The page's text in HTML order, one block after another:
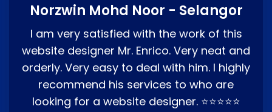
Norzwin Mohd Noor - Selangor
I am very satisfied with the work of this
website designer Mr. Enrico. Very neat and
orderly. Very easy to deal with him. I highly
recommend his services to who are
looking for a website designer. ⭐⭐⭐⭐⭐